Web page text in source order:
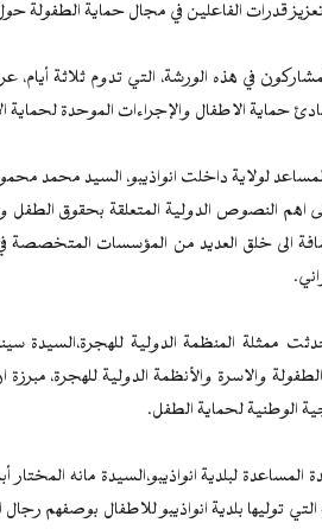
تعزيز قدرات الفاعلين في مجال حماية الطفولة
في هذه الورشة، التي تدوم ثلاثة أيام،
حماية الاطفال والإجراءات الموحدة لحماية
لولاية داخلت انواذيبو، السيد محمد
النصوص الدولية المتعلقة بحقوق الطفل
الى خلق العديد من المؤسسات المتخصصة
ممثلة المنظمة الدولية للهجرة،السيدة
والاسرة والأنظمة الدولية للهجرة،
الوطنية لحماية الطفل.
المساعدة لبلدية انواذيبو،السيدة مانه
التي توليها بلدية انواذيبو للاطفال بوصفهم